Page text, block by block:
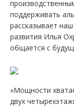
поддерживать
рассказывает
развития Илья
общается с
«Мощности
двух